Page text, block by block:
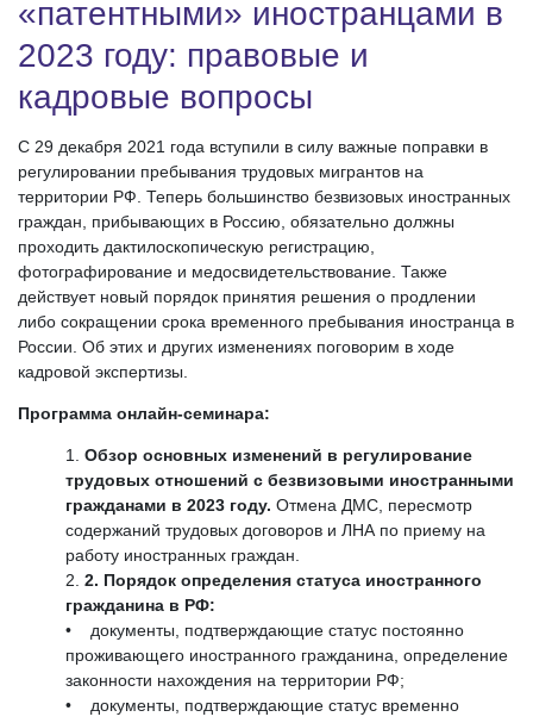
«патентными» иностранцами в
2023 году: правовые и
кадровые вопросы
С 29 декабря 2021 года вступили в силу важные поправки в
регулировании пребывания трудовых мигрантов на
территории РФ. Теперь большинство безвизовых иностранных
граждан, прибывающих в Россию, обязательно должны
проходить дактилоскопическую регистрацию,
фотографирование и медосвидетельствование. Также
действует новый порядок принятия решения о продлении
либо сокращении срока временного пребывания иностранца в
России. Об этих и других изменениях поговорим в ходе
кадровой экспертизы.
Программа онлайн-семинара:
Обзор основных изменений в регулирование
трудовых отношений с безвизовыми иностранными
гражданами в 2023 году. Отмена ДМС, пересмотр
содержаний трудовых договоров и ЛНА по приему на
работу иностранных граждан.
2. Порядок определения статуса иностранного
гражданина в РФ:
• документы, подтверждающие статус постоянно
проживающего иностранного гражданина, определение
законности нахождения на территории РФ;
• документы, подтверждающие статус временно